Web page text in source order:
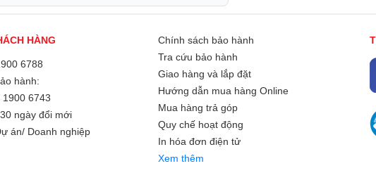
MSI G244F hiển thị sắc nét chuẩn mọi
khung hình trong trẻo, màu sắc rực rỡ
chất lượng cao nhất.
HÀNG
6788
hành:
1900 6743
ngày đổi mới
án/ Doanh nghiệp
Chính sách bảo hành
Tra cứu bảo hành
Giao hàng và lắp đặt
Hướng dẫn mua hàng Online
Mua hàng trả góp
Quy chế hoạt động
In hóa đơn điện tử
Xem thêm